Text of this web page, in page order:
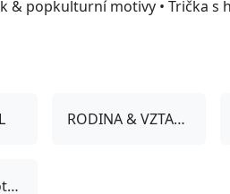
& popkulturní motivy • Trička s
RODINA & VZTAHY
Vlastní potisk